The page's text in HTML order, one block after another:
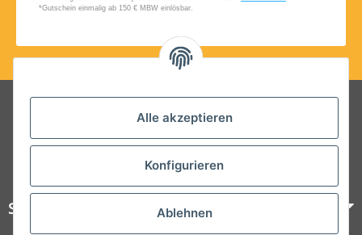
Alle akzeptieren
Konfigurieren
Ablehnen
Folgt uns auf Social Media
Steelboxx